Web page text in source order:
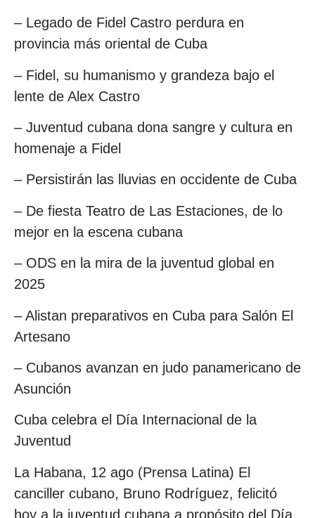
– Legado de Fidel Castro perdura en
provincia más oriental de Cuba
– Fidel, su humanismo y grandeza bajo el
lente de Alex Castro
– Juventud cubana dona sangre y cultura en
homenaje a Fidel
– Persistirán las lluvias en occidente de Cuba
– De fiesta Teatro de Las Estaciones, de lo
mejor en la escena cubana
– ODS en la mira de la juventud global en
2025
– Alistan preparativos en Cuba para Salón El
Artesano
– Cubanos avanzan en judo panamericano de
Asunción
Cuba celebra el Día Internacional de la
Juventud
La Habana, 12 ago (Prensa Latina) El
canciller cubano, Bruno Rodríguez, felicitó
hoy a la juventud cubana a propósito del Día